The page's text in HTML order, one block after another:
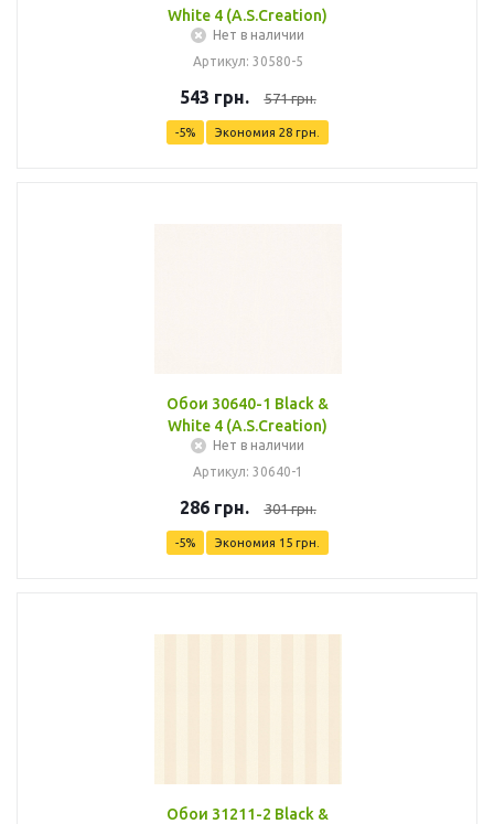
White 4 (A.S.Creation)
Нет в наличии
Артикул: 30580-5
543 грн. 571грн.
-5% Экономия 28 грн.
Обои 30640-1 Black &
White 4 (A.S.Creation)
Нет в наличии
Артикул: 30640-1
286грн. 301грн.
-5% Экономия 15 грн.
Обои 31211-2 Black &